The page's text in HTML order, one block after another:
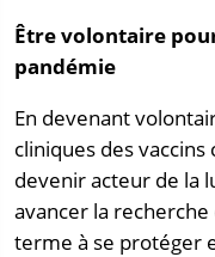
Être volontaire
pandémie
En devenant
cliniques des
devenir acteur de la
avancer la
terme à se protéger